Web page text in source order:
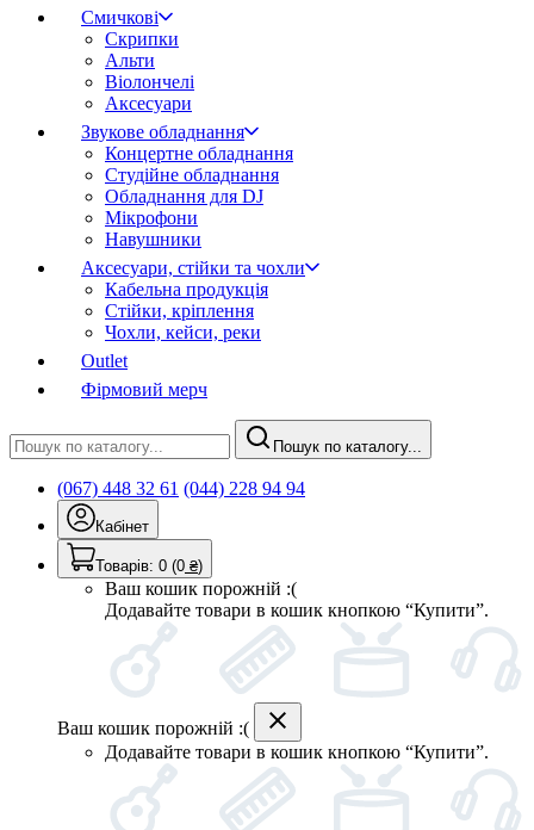
Смичкові
Скрипки
Альти
Віолончелі
Аксесуари
Звукове обладнання
Концертне обладнання
Студійне обладнання
Обладнання для DJ
Мікрофони
Навушники
Аксесуари, стійки та чохли
Кабельна продукція
Стійки, кріплення
Чохли, кейси, реки
Outlet
Фірмовий мерч
Пошук по каталогу...
(067) 448 32 61 (044) 228 94 94
Кабінет
Товарів: 0 (0 ₴)
Ваш кошик порожній :(
Додавайте товари в кошик кнопкою “Купити”.
Ваш кошик порожній :(
Додавайте товари в кошик кнопкою “Купити”.